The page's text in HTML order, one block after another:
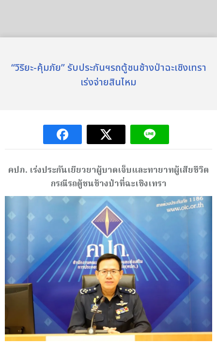
“วิริยะ-คุ้มภัย” รับประกันฯรถตู้ชนช้างป่าฉะเชิงเทรา
เร่งจ่ายสินไหม
คปภ. เร่งประกันเยียวยาผู้บาดเจ็บและทายาทผู้เสียชีวิต
กรณีรถตู้ชนช้างป่าที่ฉะเชิงเทรา